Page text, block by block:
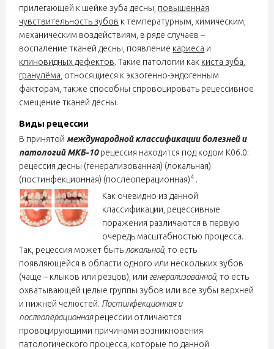
прилегающей к шейке зуба десны, повышенная
чувствительность зубов к температурным, химическим,
механическим воздействиям, в ряде случаев –
воспаление тканей десны, появление кариеса и
клиновидных дефектов. Такие патологии как киста зуба
гранулёма относящиеся к экзогенно-эндогенным
факторам, также способны спровоцировать рецессивное
смещение тканей десны.
Виды рецессии
В принятой международной классификации болезней и
патологий МКБ-10рецессия находится под кодом К06.0:
рецессия десны (генерализованная) (локальная)
(постинфекционная) (послеоперационная)4 .
Как очевидно из данной
классификации, рецессивные
поражения различаются в первую
очередь масштабностью процесса.
Так, рецессия может быть локальной, то есть
появляющейся в области одного или нескольких зубов
(чаще – клыков или резцов), или генерализованной, то есть
охватывающей целые группы зубов или все зубы верхней
и нижней челюстей. Постинфекционная и
послеоперационнаярецессии отличаются
провоцирующими причинами возникновения
патологического процесса, которые по данной